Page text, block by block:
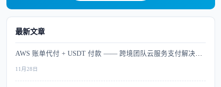
最新文章
AWS 账单代付 + USDT 付款 —— 跨境团队云服务支付解决方
11月28日